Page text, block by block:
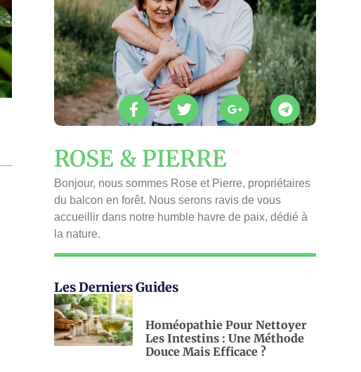
ROSE & PIERRE
Bonjour, nous sommes Rose et Pierre, propriétaires
du balcon en forêt. Nous serons ravis de vous
accueillir dans notre humble havre de paix, dédié à
la nature.
Les Derniers Guides
Homéopathie Pour Nettoyer
Les Intestins : Une Méthode
Douce Mais Efficace ?